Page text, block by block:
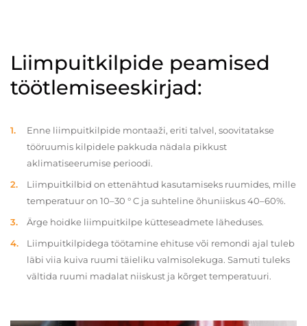
Liimpuitkilpide peamised
töötlemiseeskirjad:
Enne liimpuitkilpide montaaži, eriti talvel, soovitatakse
tööruumis kilpidele pakkuda nädala pikkust
aklimatiseerumise perioodi.
Liimpuitkilbid on ettenähtud kasutamiseks ruumides, mille
temperatuur on 10–30 ° C ja suhteline õhuniiskus 40–60%.
Ärge hoidke liimpuitkilpe kütteseadmete läheduses.
Liimpuitkilpidega töötamine ehituse või remondi ajal tuleb
läbi viia kuiva ruumi täieliku valmisolekuga. Samuti tuleks
vältida ruumi madalat niiskust ja kõrget temperatuuri.